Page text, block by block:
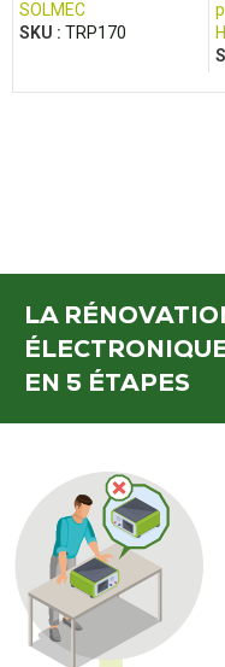
SOLMEC
SKU : TRP170
LA
EN 5 ÉTAPES